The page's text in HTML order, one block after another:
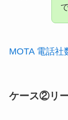
MOTA 電話社
ケース②リ